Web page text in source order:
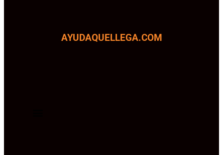
AYUDAQUELLEGA.COM